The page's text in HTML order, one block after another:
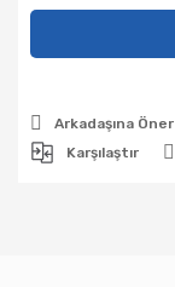
Arkadaşına Öner
Karşılaştır